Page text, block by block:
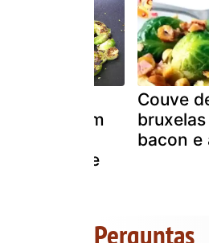
com
de
Couve
bacon e
Perguntas